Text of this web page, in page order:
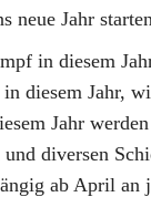
neue Jahr
in diesem
diesem Jahr,
Jahr
diversen
ab April